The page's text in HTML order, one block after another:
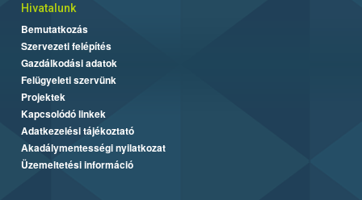
Hivatalunk
Bemutatkozás
Szervezeti felépítés
Gazdálkodási adatok
Felügyeleti szervünk
Projektek
Kapcsolódó linkek
Adatkezelési tájékoztató
Akadálymentességi nyilatkozat
Üzemeltetési információ